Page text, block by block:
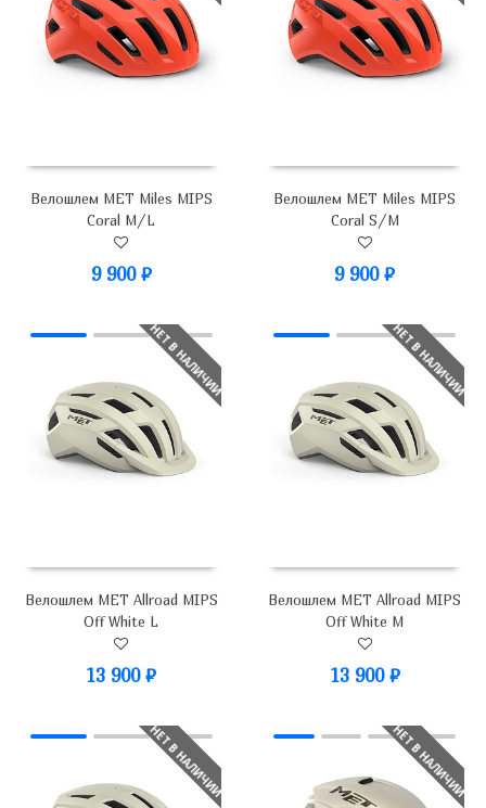
Велошлем MET Miles MIPS
Coral M/L
9 900 ₽
Велошлем MET Miles MIPS
Coral S/M
9 900₽
НЕТ В НАЛИЧИИ
Велошлем MET Allroad MIPS
Off White L
13 900₽
НЕТ В НАЛИЧИИ
Велошлем MET Allroad MIPS
Off White M
13 900 ₽
НЕТ В НАЛИЧИИ НЕТ В НАЛИЧИИ